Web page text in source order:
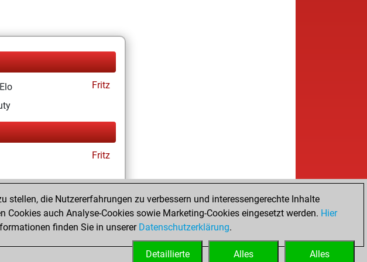
Fritz
Fritz
Fritz
die Nutzererfahrungen zu verbessern und interessengerechte Inhalte
auch Analyse-Cookies sowie Marketing-Cookies eingesetzt werden. Hier
finden Sie in unserer Datenschutzerklärung.
Alles
Alles
Detaillierte